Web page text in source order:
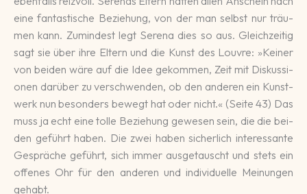
eine fan­tas­ti­sche Be­zie­hung, von der man selbst nur träu­
men kann. Zumindest legt Se­rena dies so aus. Gleich­zei­tig
sagt sie über ihre Eltern und die Kunst des Louvre: »Keiner
von beiden wäre auf die Idee ge­kommen, Zeit mit Dis­kussi­
onen da­rü­ber zu ver­schwen­den, ob den ande­ren ein Kunst­
werk nun be­son­ders be­wegt hat oder nicht.« (Seite 43) Das
muss ja echt eine tolle Be­zie­hung ge­we­sen sein, die die bei­
den ge­führt haben. Die zwei haben si­cher­lich inte­ressan­te
Ge­sprä­che ge­führt, sich immer aus­ge­tauscht und stets ein
offe­nes Ohr für den anderen und indi­vidu­elle Mei­nun­gen
gehabt.